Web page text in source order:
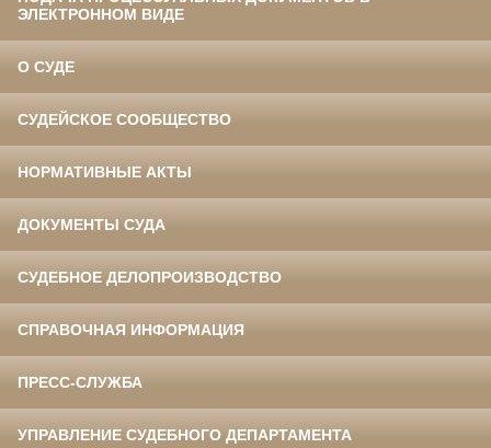
ЭЛЕКТРОННОМ ВИДЕ
О СУДЕ
СУДЕЙСКОЕ СООБЩЕСТВО
НОРМАТИВНЫЕ АКТЫ
ДОКУМЕНТЫ СУДА
СУДЕБНОЕ ДЕЛОПРОИЗВОДСТВО
СПРАВОЧНАЯ ИНФОРМАЦИЯ
ПРЕСС-СЛУЖБА
УПРАВЛЕНИЕ СУДЕБНОГО ДЕПАРТАМЕНТА